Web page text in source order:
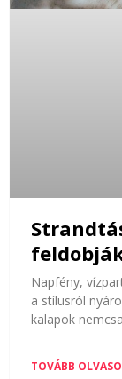
Napfény,
a stílusról
kalapok
TOVÁBB